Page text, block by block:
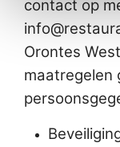
contact op
Orontes
maatregelen